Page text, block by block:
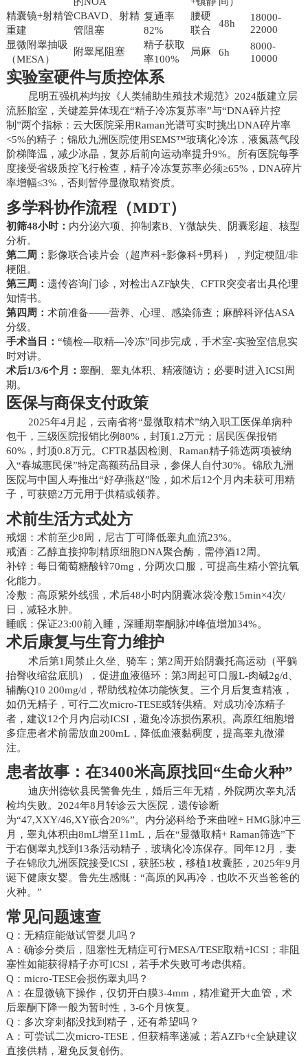
精囊镜+射精管
重建
CBAVD、射精
管阻塞
复通率
82%
腰硬
联合
48h
18000-
22000
显微附睾抽吸
（MESA）
附睾尾阻塞
精子获取
率100%
局麻 6h
8000-
10000
实验室硬件与质控体系
昆明五强机构均按《人类辅助生殖技术规范》2024版建立层
流胚胎室，关键差异体现在“精子冷冻复苏率”与“DNA碎片控
制”两个指标：云大医院采用Raman光谱可实时挑出DNA碎片率
<5%的精子；锦欣九洲医院使用SEMS™玻璃化冷冻，液氮蒸气段
阶梯降温，减少冰晶，复苏后前向运动率提升9%。所有医院每季
度接受省级质控飞行检查，精子冷冻复苏率必须≥65%，DNA碎片
率增幅≤3%，否则暂停显微取精资质。
多学科协作流程（MDT）
初筛48小时： 内分泌六项、抑制素B、Y微缺失、阴囊彩超、核型
分析。
第二周： 影像联合读片会（超声科+影像科+男科），判定梗阻/非
梗阻。
第三周： 遗传咨询门诊，对检出AZF缺失、CFTR突变者出具伦理
知情书。
第四周： 术前准备——营养、心理、感染筛查；麻醉科评估ASA
分级。
手术当日： “镜检—取精—冷冻”同步完成，手术室-实验室信息实
时对讲。
术后1/3/6个月： 睾酮、睾丸体积、精液随访；必要时进入ICSI周
期。
医保与商保支付政策
2025年4月起，云南省将“显微取精术”纳入职工医保单病种
包干，三级医院报销比例80%，封顶1.2万元；居民医保报销
60%，封顶0.8万元。CFTR基因检测、Raman精子筛选两项被纳
入“春城惠民保”特定高额药品目录，参保人自付30%。锦欣九洲
医院与中国人寿推出“好孕燕赵”险，如术后12个月内未获可用精
子，可获赔2万元用于供精或领养。
术前生活方式处方
戒烟：术前至少8周，尼古丁可降低睾丸血流23%。
戒酒：乙醇直接抑制精原细胞DNA聚合酶，需停酒12周。
补锌：每日葡萄糖酸锌70mg，分两次口服，可提高生精小管抗氧
化能力。
冷敷：高原紫外线强，术后48小时内阴囊冰袋冷敷15min×4次/
日，减轻水肿。
睡眠：保证23:00前入睡，深睡期睾酮脉冲峰值增加34%。
术后康复与生育力维护
术后第1周禁止久坐、骑车；第2周开始阴囊托高运动（平躺
抬臀收缩盆底肌），促进血液循环；第3周起可口服L-肉碱2g/d、
辅酶Q10 200mg/d，帮助线粒体功能恢复。三个月后复查精液，
如仍无精子，可行二次micro-TESE或转供精。对成功冷冻精子
者，建议12个月内启动ICSI，避免冷冻损伤累积。高原红细胞增
多症患者术前需放血200mL，降低血液黏稠度，提高睾丸微灌
注。
患者故事：在3400米高原找回“生命火种”
迪庆州德钦县民警鲁先生，婚后三年无精，外院两次睾丸活
检均失败。2024年8月转诊云大医院，遗传诊断
为“47,XXY/46,XY嵌合20%”。内分泌科给予来曲唑+ HMG脉冲三
月，睾丸体积由8mL增至11mL，后在“显微取精+ Raman筛选”下
于右侧睾丸找到13条活动精子，玻璃化冷冻保存。同年12月，妻
子在锦欣九洲医院接受ICSI，获胚5枚，移植1枚囊胚，2025年9月
诞下健康女婴。鲁先生感慨：“高原的风再冷，也吹不灭当爸爸的
火种。”
常见问题速查
Q：无精症能做试管婴儿吗？
A：确诊分类后，阻塞性无精症可行MESA/TESE取精+ICSI；非阻
塞性如能获得精子亦可ICSI，若手术失败可考虑供精。
Q：micro-TESE会损伤睾丸吗？
A：在显微镜下操作，仅切开白膜3-4mm，精准避开大血管，术
后睾酮下降一般为暂时性，3-6个月恢复。
Q：多次穿刺都没找到精子，还有希望吗？
A：可尝试二次micro-TESE，但获精率递减；若AZFb+c全缺建议
直接供精，避免反复创伤。